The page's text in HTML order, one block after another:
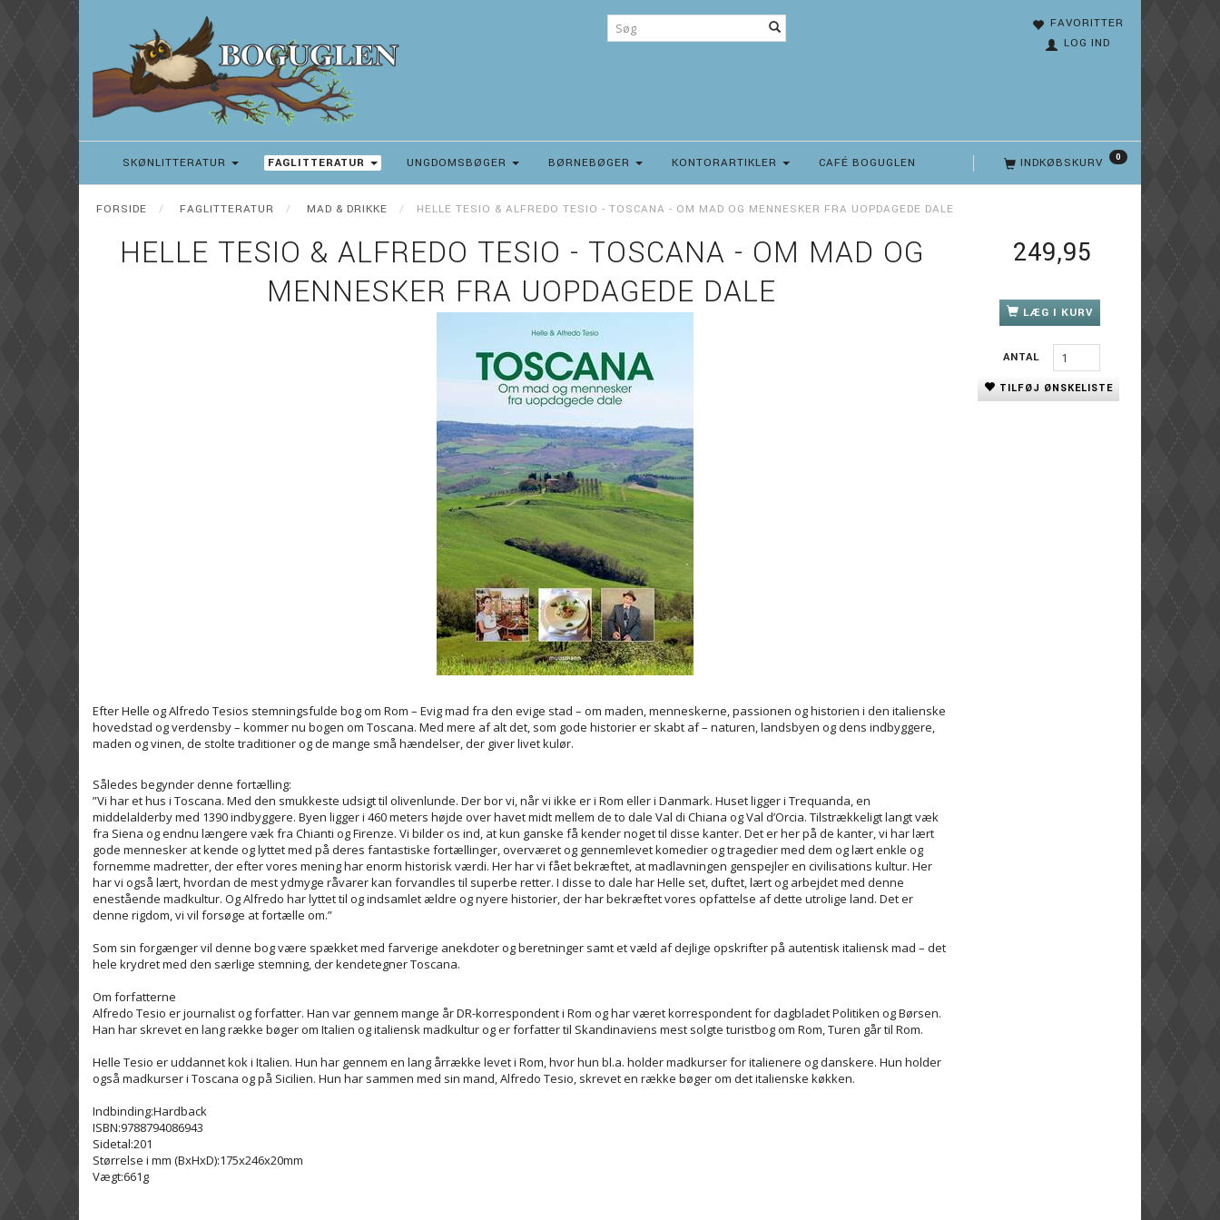
FAVORITTER
LOG IND
INDKØBSKURV 0
SKØNLITTERATUR FAGLITTERATUR UNGDOMSBØGER BØRNEBØGER KONTORARTIKLER CAFÉ BOGUGLEN
FORSIDE FAGLITTERATUR MAD & DRIKKE HELLE TESIO & ALFREDO TESIO - TOSCANA - OM MAD OG MENNESKER FRA UOPDAGEDE DALE
HELLE TESIO & ALFREDO TESIO - TOSCANA - OM MAD OG
MENNESKER FRA UOPDAGEDE DALE
Efter Helle og Alfredo Tesios stemningsfulde bog om Rom – Evig mad fra den evige stad – om maden, menneskerne, passionen og historien i den italienske
hovedstad og verdensby – kommer nu bogen om Toscana. Med mere af alt det, som gode historier er skabt af – naturen, landsbyen og dens indbyggere,
maden og vinen, de stolte traditioner og de mange små hændelser, der giver livet kulør.
Således begynder denne fortælling:
”Vi har et hus i Toscana. Med den smukkeste udsigt til olivenlunde. Der bor vi, når vi ikke er i Rom eller i Danmark. Huset ligger i Trequanda, en
middelalderby med 1390 indbyggere. Byen ligger i 460 meters højde over havet midt mellem de to dale Val di Chiana og Val d’Orcia. Tilstrækkeligt langt væk
fra Siena og endnu længere væk fra Chianti og Firenze. Vi bilder os ind, at kun ganske få kender noget til disse kanter. Det er her på de kanter, vi har lært
gode mennesker at kende og lyttet med på deres fantastiske fortællinger, overværet og gennemlevet komedier og tragedier med dem og lært enkle og
fornemme madretter, der efter vores mening har enorm historisk værdi. Her har vi fået bekræftet, at madlavningen genspejler en civilisations kultur. Her
har vi også lært, hvordan de mest ydmyge råvarer kan forvandles til superbe retter. I disse to dale har Helle set, duftet, lært og arbejdet med denne
enestående madkultur. Og Alfredo har lyttet til og indsamlet ældre og nyere historier, der har bekræftet vores opfattelse af dette utrolige land. Det er
denne rigdom, vi vil forsøge at fortælle om.”
Som sin forgænger vil denne bog være spækket med farverige anekdoter og beretninger samt et væld af dejlige opskrifter på autentisk italiensk mad – det
hele krydret med den særlige stemning, der kendetegner Toscana.
Om forfatterne
Alfredo Tesio er journalist og forfatter. Han var gennem mange år DR-korrespondent i Rom og har været korrespondent for dagbladet Politiken og Børsen.
Han har skrevet en lang række bøger om Italien og italiensk madkultur og er forfatter til Skandinaviens mest solgte turistbog om Rom, Turen går til Rom.
Helle Tesio er uddannet kok i Italien. Hun har gennem en lang årrække levet i Rom, hvor hun bl.a. holder madkurser for italienere og danskere. Hun holder
også madkurser i Toscana og på Sicilien. Hun har sammen med sin mand, Alfredo Tesio, skrevet en række bøger om det italienske køkken.
Indbinding:Hardback
ISBN:9788794086943
Sidetal:201
Størrelse i mm (BxHxD):175x246x20mm
Vægt:661g
249,95
LÆG I KURV
ANTAL
TILFØJ ØNSKELISTE